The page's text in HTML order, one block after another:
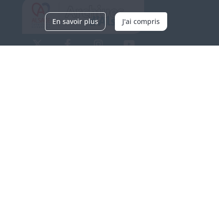
En savoir plus J'ai compris